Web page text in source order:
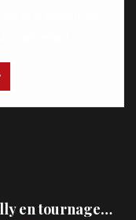
en tournage…